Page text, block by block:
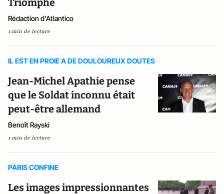
Rédaction d'Atlantico
1 min de lecture
IL EST EN PROIE A DE DOULOUREUX DOUTES
Jean-Michel Apathie pense
que le Soldat inconnu était
peut-être allemand
Benoît Rayski
1 min de lecture
PARIS CONFINE
Les images impressionnantes